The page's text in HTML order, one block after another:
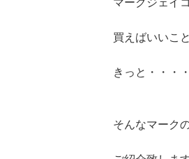
買えばいいこ
きっと・・・・
そんなマーク